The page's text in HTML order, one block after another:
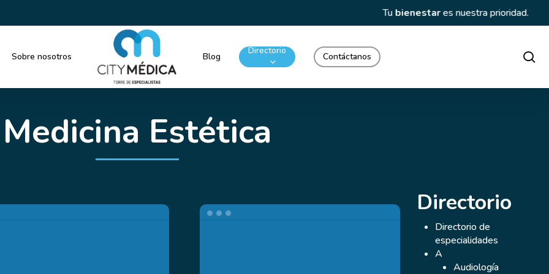
Sobre nosotros Blog
Directorio
Contáctanos
Medicina Estética
Luis
Carolina
Directorio
Directorio de
especialidades
A
Audiología